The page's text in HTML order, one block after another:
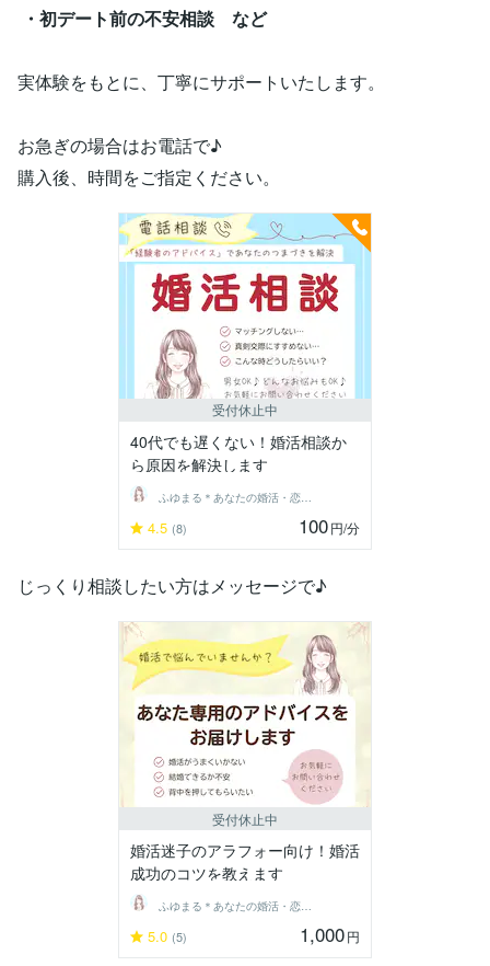
・初デート前の不安相談 など
実体験をもとに、丁寧にサポートいたします。
お急ぎの場合はお電話で♪
購入後、時間をご指定ください。
受付休止中
40代でも遅くない！婚活相談か
ら原因を解決します
ふゆまる＊あなたの婚活・恋愛伴走者＊
4.5 (8) 100円/分
じっくり相談したい方はメッセージで♪
受付休止中
婚活迷子のアラフォー向け！婚活
成功のコツを教えます
ふゆまる＊あなたの婚活・恋愛伴走者＊
5.0 (5) 1,000円